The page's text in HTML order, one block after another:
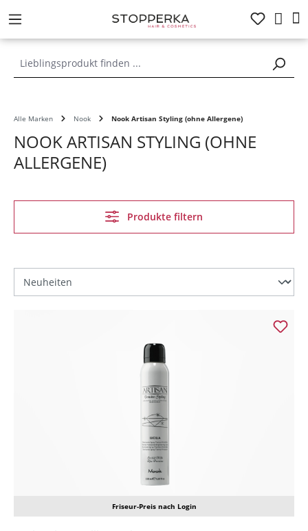
springen
Alle Marken Nook Nook Artisan Styling (ohne Allergene)
NOOK ARTISAN STYLING (OHNE
ALLERGENE)
Produkte filtern
Friseur-Preis nach Login